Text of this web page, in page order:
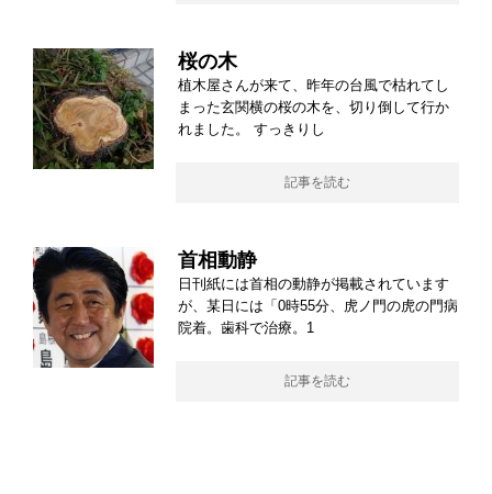
桜の木
植木屋さんが来て、昨年の台風で枯れてし
まった玄関横の桜の木を、切り倒して行か
れました。 すっきりし
記事を読む
首相動静
日刊紙には首相の動静が掲載されています
が、某日には「0時55分、虎ノ門の虎の門病
院着。歯科で治療。1
記事を読む